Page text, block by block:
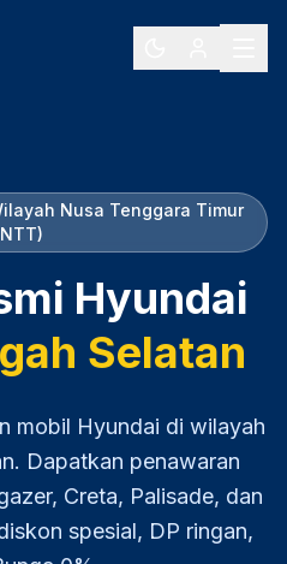
Nusa Tenggara Timur
Hyundai
Selatan
mobil Hyundai di wilayah
. Dapatkan penawaran
Creta, Palisade, dan
spesial, DP ringan,